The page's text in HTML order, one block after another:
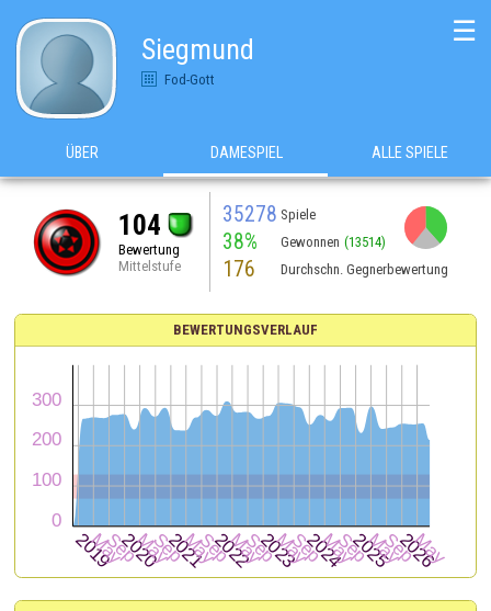
Siegmund
Fod-Gott
☰
ÜBER DAMESPIEL ALLE SPIELE
104
Bewertung
Mittelstufe
35278 Spiele
38% Gewonnen (13514)
176 Durchschn. Gegnerbewertung
BEWERTUNGSVERLAUF